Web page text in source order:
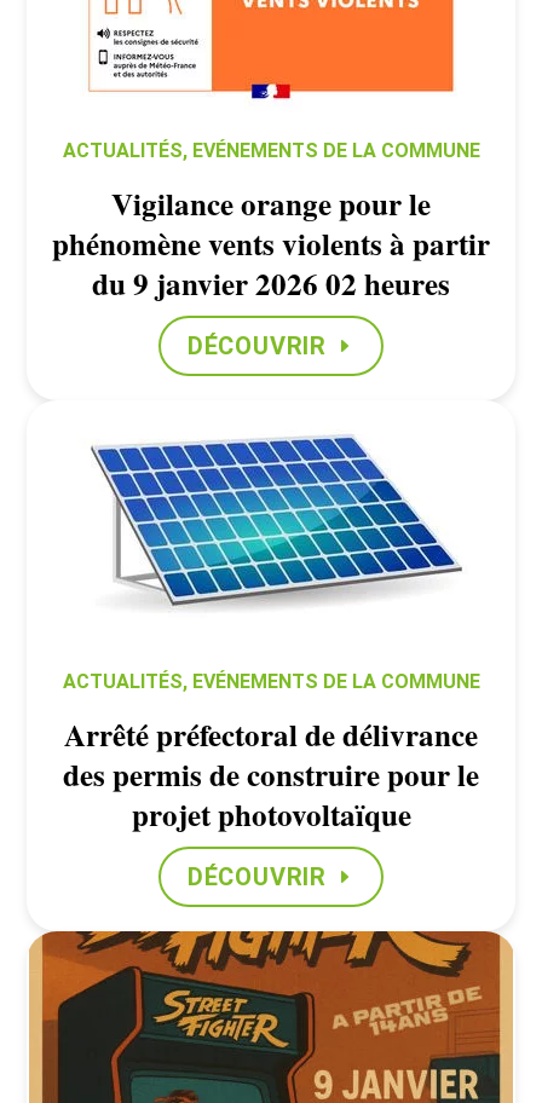
ACTUALITÉS, EVÉNEMENTS DE LA COMMUNE
Vigilance orange pour le
phénomène vents violents à partir
du 9 janvier 2026 02 heures
DÉCOUVRIR
ACTUALITÉS, EVÉNEMENTS DE LA COMMUNE
Arrêté préfectoral de délivrance
des permis de construire pour le
projet photovoltaïque
DÉCOUVRIR